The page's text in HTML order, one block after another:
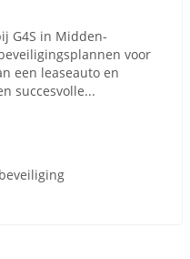
G4S in Midden-
voor
een leaseauto en
succesvolle...